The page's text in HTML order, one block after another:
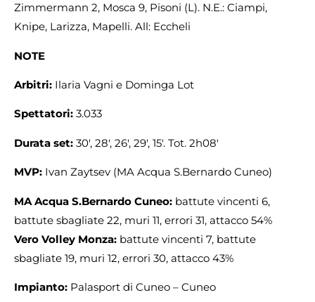
Zimmermann 2, Mosca 9, Pisoni (L). N.E.: Ciampi,
Knipe, Larizza, Mapelli. All: Eccheli
NOTE
Arbitri: Ilaria Vagni e Dominga Lot
Spettatori: 3.033
Durata set: 30′, 28′, 26′, 29′, 15′. Tot. 2h08′
MVP: Ivan Zaytsev (MA Acqua S.Bernardo Cuneo)
MA Acqua S.Bernardo Cuneo: battute vincenti 6,
battute sbagliate 22, muri 11, errori 31, attacco 54%
Vero Volley Monza: battute vincenti 7, battute
sbagliate 19, muri 12, errori 30, attacco 43%
Impianto: Palasport di Cuneo – Cuneo